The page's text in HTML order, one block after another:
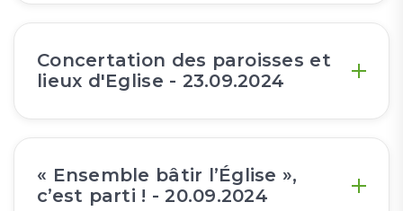
Concertation des paroisses et
lieux d'Eglise - 23.09.2024
« Ensemble bâtir l’Église »,
c’est parti ! - 20.09.2024